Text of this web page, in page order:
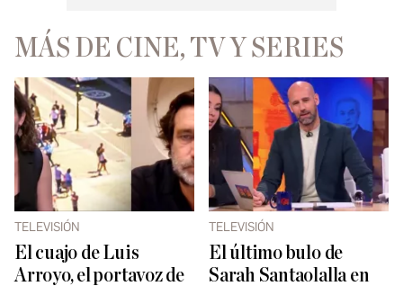
MÁS DE CINE, TV Y SERIES
TELEVISIÓN
El cuajo de Luis
Arroyo, el portavoz de
TELEVISIÓN
El último bulo de
Sarah Santaolalla en